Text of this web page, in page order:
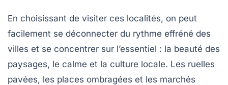
En choisissant de visiter ces localités, on peut
facilement se déconnecter du rythme effréné des
villes et se concentrer sur l’essentiel : la beauté des
paysages, le calme et la culture locale. Les ruelles
pavées, les places ombragées et les marchés